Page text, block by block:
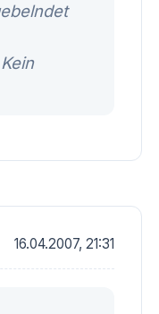
16.04.2007, 21:31